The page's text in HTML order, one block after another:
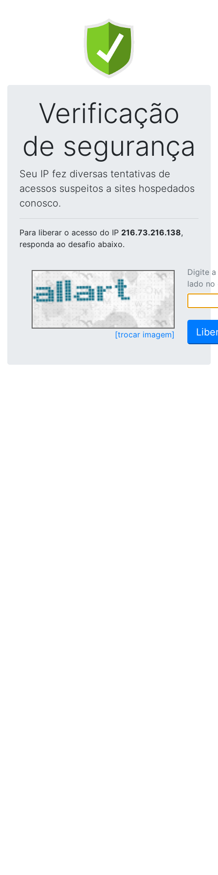
Verificação
de segurança
Seu IP fez diversas tentativas de
acessos suspeitos a sites hospedados
conosco.
Para liberar o acesso do IP 216.73.216.138,
responda ao desafio abaixo.
[trocar imagem]
Digite
lado no